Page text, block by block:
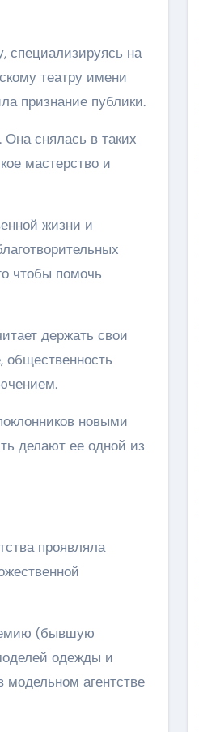
специализируясь на
театру имени
признание публики.
снялась в таких
мастерство и
жизни и
чтобы помочь
держать свои
общественность
новыми
делают ее одной из
проявляла
(бывшую
одежды и
модельном агентстве